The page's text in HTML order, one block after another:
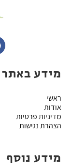
מידע באתר
ראשי
אודות
מדיניות פרטיות
הצהרת נגישות
מידע נוסף